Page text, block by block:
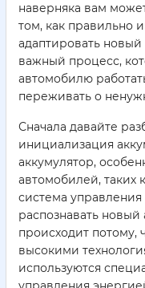
наверняка вам
том, как правильно
адаптировать
важный процесс,
автомобилю
переживать о
Сначала давайте
инициализация
аккумулятор,
автомобилей, таких
система
распознавать новый
происходит потому,
высокими
используются